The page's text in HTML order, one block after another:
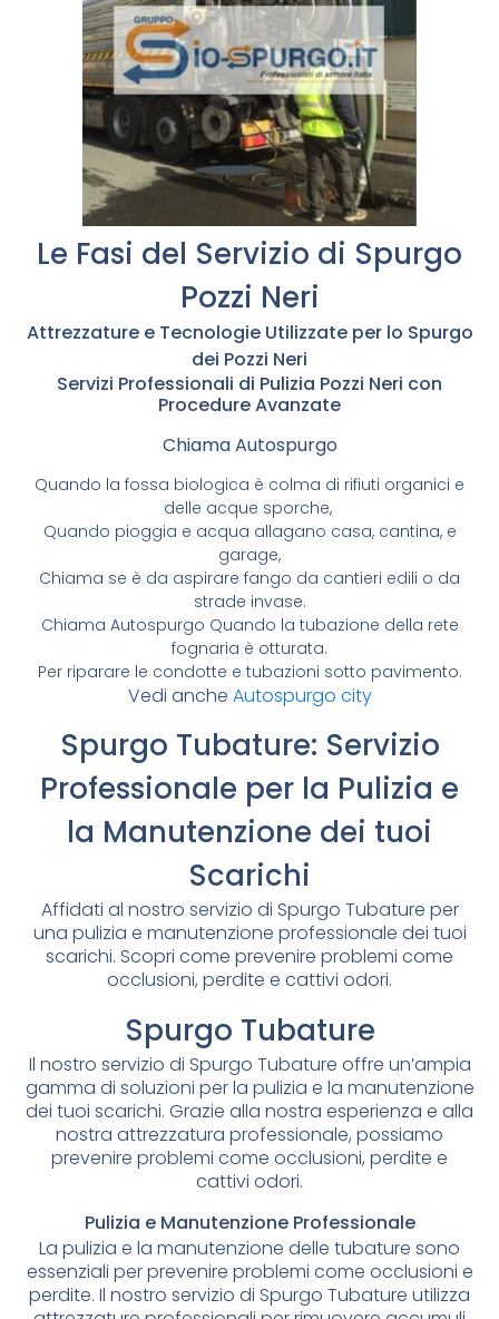
Le Fasi del Servizio di Spurgo
Pozzi Neri
Attrezzature e Tecnologie Utilizzate per lo Spurgo
dei Pozzi Neri
Servizi Professionali di Pulizia Pozzi Neri con
Procedure Avanzate
Chiama Autospurgo
Quando la fossa biologica è colma di rifiuti organici e
delle acque sporche,
Quando pioggia e acqua allagano casa, cantina, e
garage,
Chiama se è da aspirare fango da cantieri edili o da
strade invase.
Chiama Autospurgo Quando la tubazione della rete
fognaria è otturata.
Per riparare le condotte e tubazioni sotto pavimento.
Vedi anche Autospurgo city
Spurgo Tubature: Servizio
Professionale per la Pulizia e
la Manutenzione dei tuoi
Scarichi
Affidati al nostro servizio di Spurgo Tubature per
una pulizia e manutenzione professionale dei tuoi
scarichi. Scopri come prevenire problemi come
occlusioni, perdite e cattivi odori.
Spurgo Tubature
Il nostro servizio di Spurgo Tubature offre un’ampia
gamma di soluzioni per la pulizia e la manutenzione
dei tuoi scarichi. Grazie alla nostra esperienza e alla
nostra attrezzatura professionale, possiamo
prevenire problemi come occlusioni, perdite e
cattivi odori.
Pulizia e Manutenzione Professionale
La pulizia e la manutenzione delle tubature sono
essenziali per prevenire problemi come occlusioni e
perdite. Il nostro servizio di Spurgo Tubature utilizza